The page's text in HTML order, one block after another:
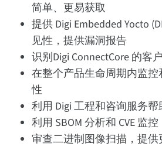
简单、更易获取
提供 Digi Embedded Yocto
见性，提供漏洞报告
识别Digi ConnectCore 的客
在整个产品生命周期内监
性
利用 Digi 工程和咨询服务
利用 SBOM 分析和 CVE 监控
审查二进制图像扫描，提